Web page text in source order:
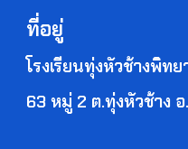
ที่อยู่
โรงเรียนทุ่งหัวช้างพิท
63 หมู่ 2 ต.ทุ่งหัวช้าง